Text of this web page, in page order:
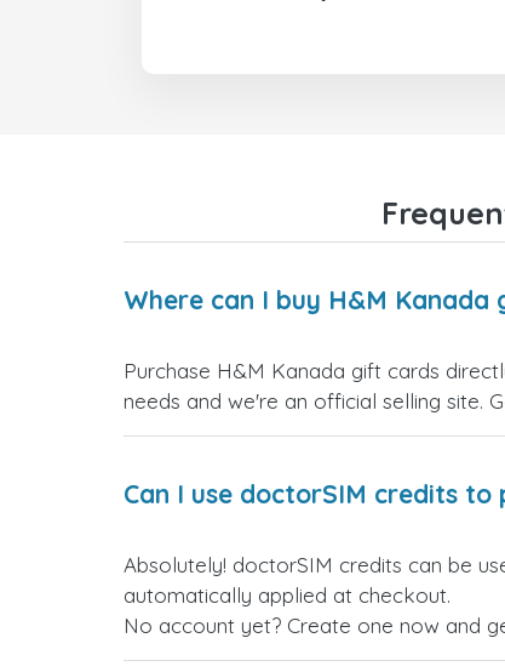
Where can I buy H&M Kanada
Purchase H&M Kanada gift cards
needs and we're an official selling site.
Can I use doctorSIM credits
Absolutely! doctorSIM credits can be
automatically applied at checkout.
No account yet? Create one now and